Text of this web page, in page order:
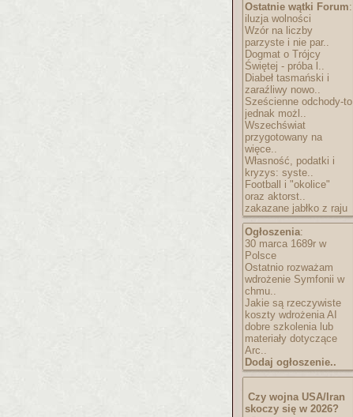
Ostatnie wątki Forum:
iluzja wolności
Wzór na liczby
parzyste i nie par..
Dogmat o Trójcy
Świętej - próba l..
Diabeł tasmański i
zaraźliwy nowo..
Sześcienne odchody-to
jednak możl..
Wszechświat
przygotowany na
więce..
Własność, podatki i
kryzys: syste..
Football i "okolice"
oraz aktorst..
zakazane jabłko z raju
Ogłoszenia:
30 marca 1689r w
Polsce
Ostatnio rozważam
wdrożenie Symfonii w
chmu..
Jakie są rzeczywiste
koszty wdrożenia AI
dobre szkolenia lub
materiały dotyczące
Arc..
Dodaj ogłoszenie..
Czy wojna USA/Iran
skoczy się w 2026?